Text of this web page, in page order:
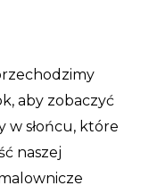
aby zobaczyć
w słońcu, które
naszej